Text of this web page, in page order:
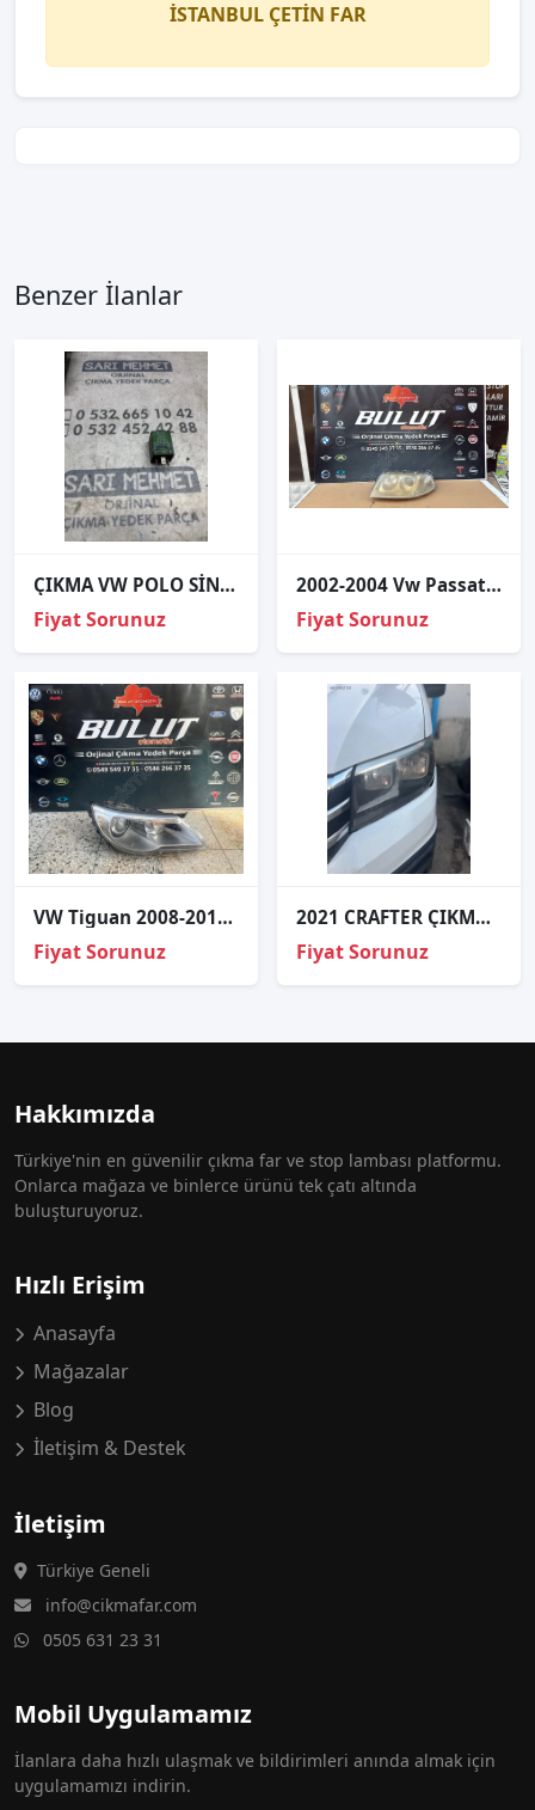
İSTANBUL ÇETİN FAR
Benzer İlanlar
ÇIKMA VW POLO SİNYAL LAMBASI RÖLESİ 111953227D
Fiyat Sorunuz
2002-2004 Vw Passat B5.5 Sol Ön Far - Oto Çıkma Parçaları
Fiyat Sorunuz
VW Tiguan 2008-2011 Zenon Sağ Ön Far - Oto Çıkma Parçaları
Fiyat Sorunuz
2021 CRAFTER ÇIKMA ORJİNAL SOL ÖN FAR
Fiyat Sorunuz
Hakkımızda
Türkiye'nin en güvenilir çıkma far ve stop lambası platformu.
Onlarca mağaza ve binlerce ürünü tek çatı altında
buluşturuyoruz.
Hızlı Erişim
Anasayfa
Mağazalar
Blog
İletişim & Destek
İletişim
Türkiye Geneli
info@cikmafar.com
0505 631 23 31
Mobil Uygulamamız
İlanlara daha hızlı ulaşmak ve bildirimleri anında almak için
uygulamamızı indirin.